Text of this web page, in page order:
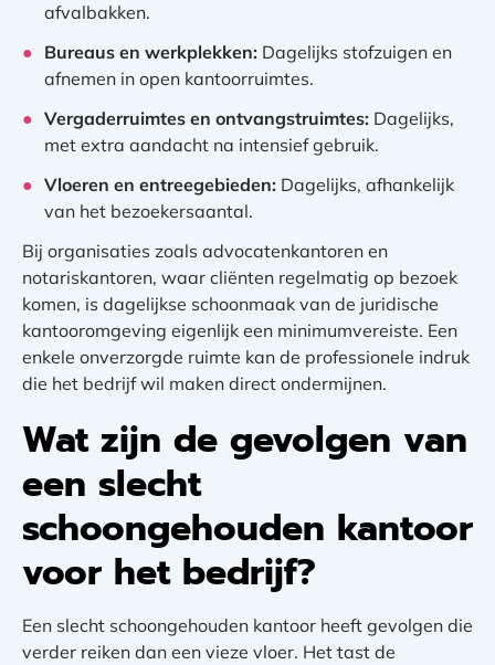
afvalbakken.
Bureaus en werkplekken: Dagelijks stofzuigen en
afnemen in open kantoorruimtes.
Vergaderruimtes en ontvangstruimtes: Dagelijks,
met extra aandacht na intensief gebruik.
Vloeren en entreegebieden: Dagelijks, afhankelijk
van het bezoekersaantal.
Bij organisaties zoals advocatenkantoren en
notariskantoren, waar cliënten regelmatig op bezoek
komen, is dagelijkse schoonmaak van de juridische
kantooromgeving eigenlijk een minimumvereiste. Een
enkele onverzorgde ruimte kan de professionele indruk
die het bedrijf wil maken direct ondermijnen.
Wat zijn de gevolgen van
een slecht
schoongehouden kantoor
voor het bedrijf?
Een slecht schoongehouden kantoor heeft gevolgen die
verder reiken dan een vieze vloer. Het tast de